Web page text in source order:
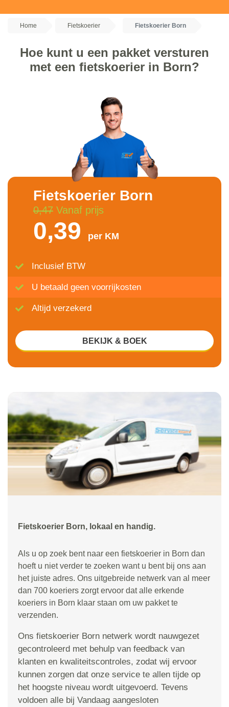
Home Fietskoerier Fietskoerier Born
Hoe kunt u een pakket versturen
met een fietskoerier in Born?
Fietskoerier Born, lokaal en handig.
Als u op zoek bent naar een fietskoerier in Born dan
hoeft u niet verder te zoeken want u bent bij ons aan
het juiste adres. Ons uitgebreide netwerk van al meer
dan 700 koeriers zorgt ervoor dat alle erkende
koeriers in Born klaar staan om uw pakket te
verzenden.
Ons fietskoerier Born netwerk wordt nauwgezet
gecontroleerd met behulp van feedback van
klanten en kwaliteitscontroles, zodat wij ervoor
kunnen zorgen dat onze service te allen tijde op
het hoogste niveau wordt uitgevoerd. Tevens
voldoen alle bij Vandaag aangesloten
Fietskoerier Born
0,47Vanaf prijs
0,39 per KM
Inclusief BTW
U betaald geen voorrijkosten
Altijd verzekerd
BEKIJK & BOEK